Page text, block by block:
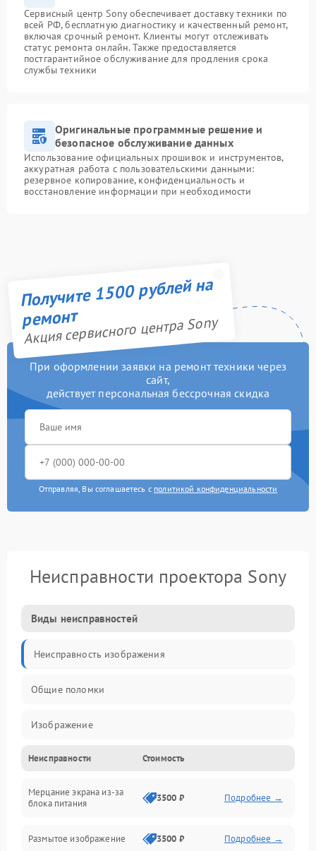
Сервисный центр Sony обеспечивает доставку техники по
всей РФ, бесплатную диагностику и качественный ремонт,
включая срочный ремонт. Клиенты могут отслеживать
статус ремонта онлайн. Также предоставляется
постгарантийное обслуживание для продления срока
службы техники
Оригинальные программные решение и
безопасное обслуживание данных
Использование официальных прошивок и инструментов,
аккуратная работа с пользовательскими данными:
резервное копирование, конфиденциальность и
восстановление информации при необходимости
Получите 1500 рублей на
ремонт
Акция сервисного центра Sony
При оформлении заявки на ремонт техники через
сайт,
действует персональная бессрочная скидка
Отправляя, Вы соглашаетесь с политикой конфиденциальности
Неисправности проектора Sony
Виды неисправностей
Неисправность изображения
Общие поломки
Изображение
Лампа подсветки
Неисправность управления и интерфейсов
Неисправности Стоимость
Мерцание экрана из-за
блока питания
3500 ₽ Подробнее →
Размытое изображение 3500 ₽ Подробнее →